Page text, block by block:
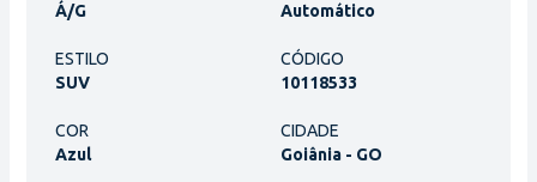
buenocar_veiculos
Á/G
Automático
ESTILO
SUV
CÓDIGO
10118533
COR
Azul
CIDADE
Goiânia - GO